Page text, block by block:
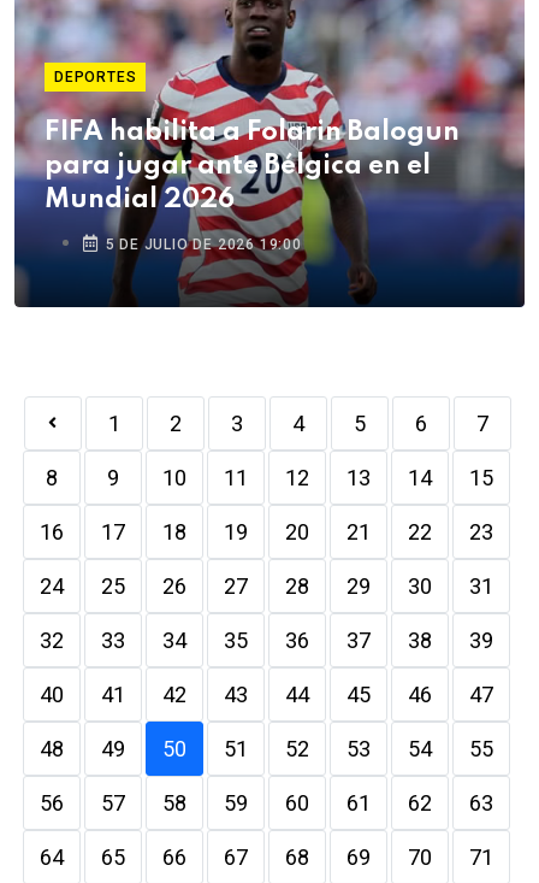
DEPORTES
FIFA habilita a Folarin Balogun
para jugar ante Bélgica en el
Mundial 2026
5 DE JULIO DE 2026 19:00
1 2 3 4 5 6 7
8 9 10 11 12 13 14 15
16 17 18 19 20 21 22 23
24 25 26 27 28 29 30 31
32 33 34 35 36 37 38 39
40 41 42 43 44 45 46 47
48 49 50 51 52 53 54 55
56 57 58 59 60 61 62 63
64 65 66 67 68 69 70 71